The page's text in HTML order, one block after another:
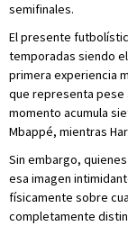
semifinales.
El presente
temporadas siendo
primera experiencia
que representa pese
momento acumula
Mbappé, mientras
Sin embargo,
esa imagen
físicamente sobre
completamente